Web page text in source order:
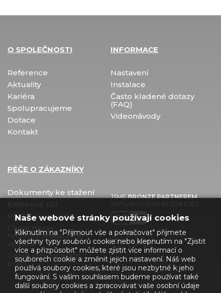
O SPOLEČNOSTI
Reference
Aktuality
Kariéra
Spolupracujeme
Dotace
Kontakt
INFORMACE
Nastavení
Instalace
Často kladené dotazy
(FAQ)
Videonávody
PÉČE O ZÁKAZNÍKY
Dokumenty ke stažení
Přihlášení partner
Ceník oprav
telekomunikačního
vedení
Ceník vytyčovacích
prací
JSMEBRONZE PARTNEREM
Naše webové stránky používají cookies
Kliknutím na "Přijmout vše a pokračovat" přijmete
všechny typy souborů cookie nebo klepnutím na "Zjistit
více a přizpůsobit" můžete zjistit více informací o
souborech cookie a změnit jejich nastavení. Náš web
používá soubory cookies, které jsou nezbytné k jeho
fungování. S vaším souhlasem budeme používat také
další soubory cookies a zpracovávat vaše osobní údaje